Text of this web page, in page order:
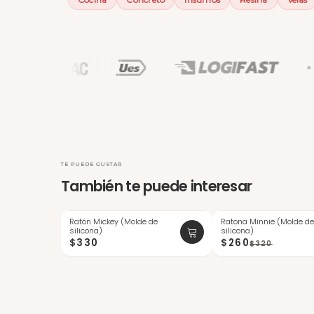
TE PUEDE GUSTAR
También te puede interesar
ÚLTIMAS
Ratón Mickey (Molde de
silicona)
$330
-18%
Ratona Minnie (Molde de
silicona)
$260$320